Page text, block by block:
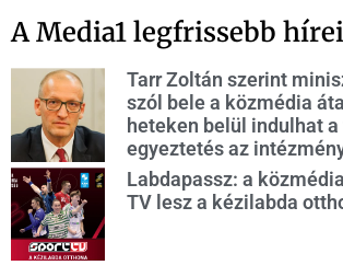
A Media1 legfrissebb hírei
Tarr Zoltán szerint
szól bele a közmédia
heteken belül indulhat
egyeztetés az
Labdapassz: a
TV lesz a kézilabda